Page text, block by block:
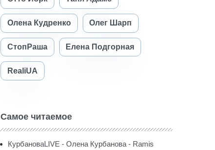
Олена Кудренко Олег Шарп
СтопРаша Елена Подгорная
RealiUA
Самое читаемое
КурбановаLIVE - Олена Курбанова - Ramis